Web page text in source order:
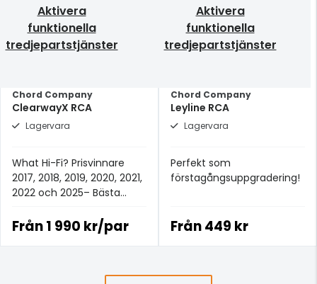
Aktivera
funktionella
tredjepartstjänster
Chord Company
ClearwayX RCA
Lagervara
What Hi-Fi? Prisvinnare
2017, 2018, 2019, 2020, 2021,
2022 och 2025– Bästa
£100+.
Från1 990 kr/par
Aktivera
funktionella
tredjepartstjänster
Chord Company
Leyline RCA
Lagervara
Perfekt som
förstagångsuppgradering!
Från449 kr